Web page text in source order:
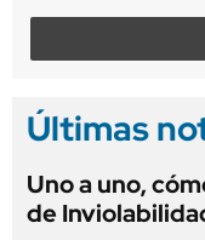
Últimas
Uno a uno,
de